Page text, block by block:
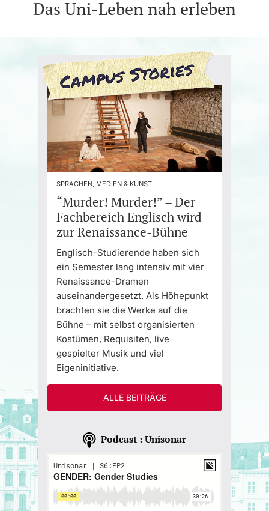
Das Uni-Leben nah erleben
SPRACHEN, MEDIEN & KUNST
“Murder! Murder!” – Der
Fachbereich Englisch wird
zur Renaissance-Bühne
Englisch-Studierende haben sich
ein Semester lang intensiv mit vier
Renaissance-Dramen
auseinandergesetzt. Als Höhepunkt
brachten sie die Werke auf die
Bühne – mit selbst organisierten
Kostümen, Requisiten, live
gespielter Musik und viel
Eigeninitiative.
ALLE BEITRÄGE
Podcast : Unisonar